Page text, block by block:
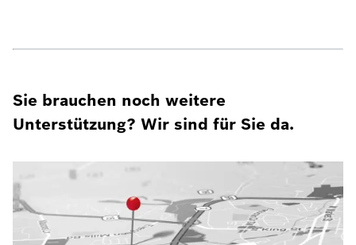
Sie brauchen noch weitere
Unterstützung? Wir sind für Sie da.